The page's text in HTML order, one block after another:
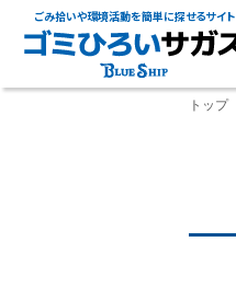
ごみ拾いや環境活動を簡単に探せるサイト
トップ